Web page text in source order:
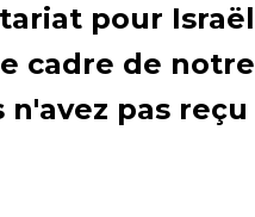
pour Israël
cadre de notre
pas reçu